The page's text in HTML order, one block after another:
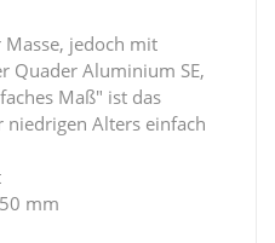
jedoch mit
Quader Aluminium SE,
Maß" ist das
niedrigen Alters einfach
mm